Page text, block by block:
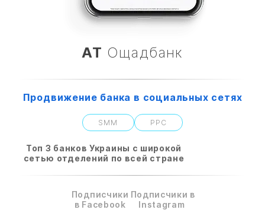
АТ Ощадбанк
Продвижение банка в социальных сетях
SMM PPC
Топ 3 банков Украины с широкой
сетью отделений по всей стране
Подписчики
в Facebook
Подписчики в
Instagram